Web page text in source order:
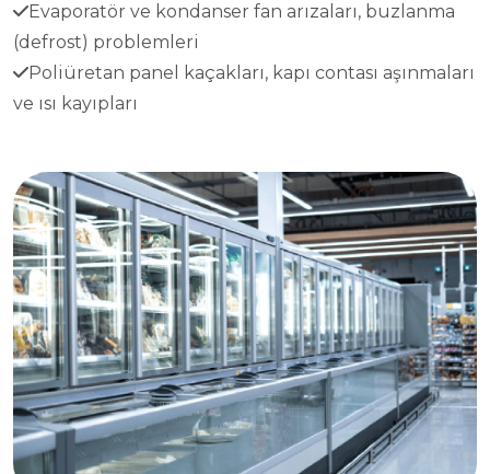
Evaporatör ve kondanser fan arızaları, buzlanma
(defrost) problemleri
Poliüretan panel kaçakları, kapı contası aşınmaları
ve ısı kayıpları